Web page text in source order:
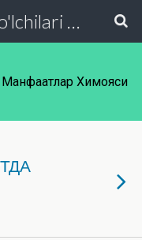
O'zbekiston temiryo'lchilari va transport quruvchilari kasaba uyushmasi Respublika Kengashi
Химояси